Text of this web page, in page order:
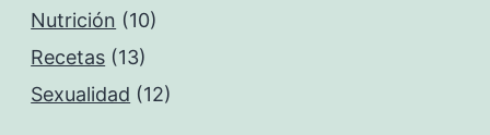
Nutrición (10)
Recetas (13)
Sexualidad (12)